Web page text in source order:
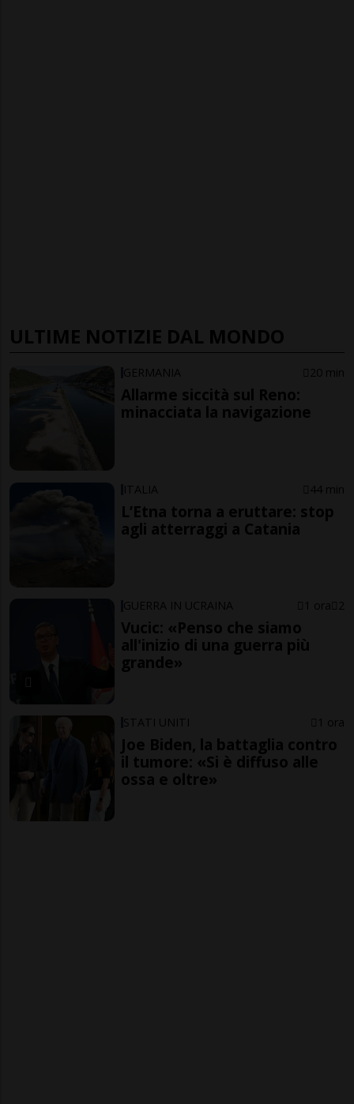
ULTIME NOTIZIE DAL MONDO
GERMANIA 20 min
Allarme siccità sul Reno:
minacciata la navigazione
ITALIA 44 min
L’Etna torna a eruttare: stop
agli atterraggi a Catania
GUERRA IN UCRAINA 1 ora 2
Vucic: «Penso che siamo
all'inizio di una guerra più
grande»
STATI UNITI 1 ora
Joe Biden, la battaglia contro
il tumore: «Si è diffuso alle
ossa e oltre»